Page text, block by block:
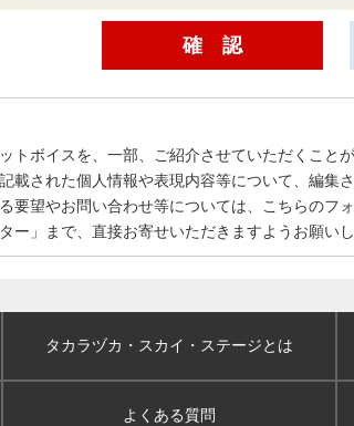
トボイスを、一部、ご紹介させていただくこ
載された個人情報や表現内容等について、編集
要望やお問い合わせ等については、こちらのフ
」まで、直接お寄せいただきますようお願いし
タカラヅカ・スカイ ・ステージとは
よくある質問